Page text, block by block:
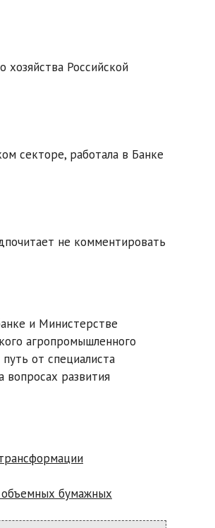
Российской
секторе, работала в Банке
не комментировать
и Министерстве
агропромышленного
от специалиста
вопросах развития
объемных бумажных